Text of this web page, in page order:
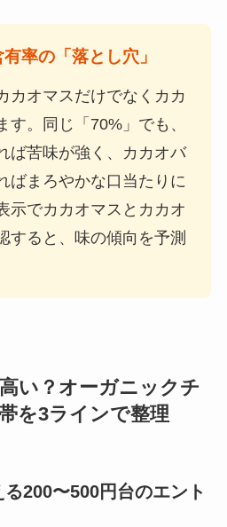
率の「落とし穴」
カオマスだけでなくカカ
す。同じ「70%」でも、
ば苦味が強く、カカオバ
ばまろやかな口当たりに
示でカカオマスとカカオ
すると、味の傾向を予測
い？オーガニックチ
を3ラインで整理
200〜500円台のエント